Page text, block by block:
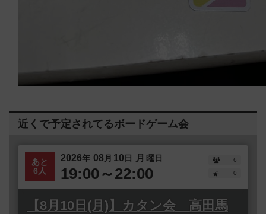
近くで予定されてるボードゲーム会
あと
6人
2026年 08 月 10日 月 曜日
19:00～22:00
6
0
【8月10日(月)】カタン会 高田馬